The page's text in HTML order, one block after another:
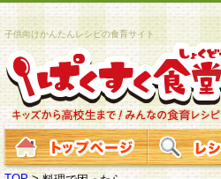
子供向けかんたんレシピの食育サイト